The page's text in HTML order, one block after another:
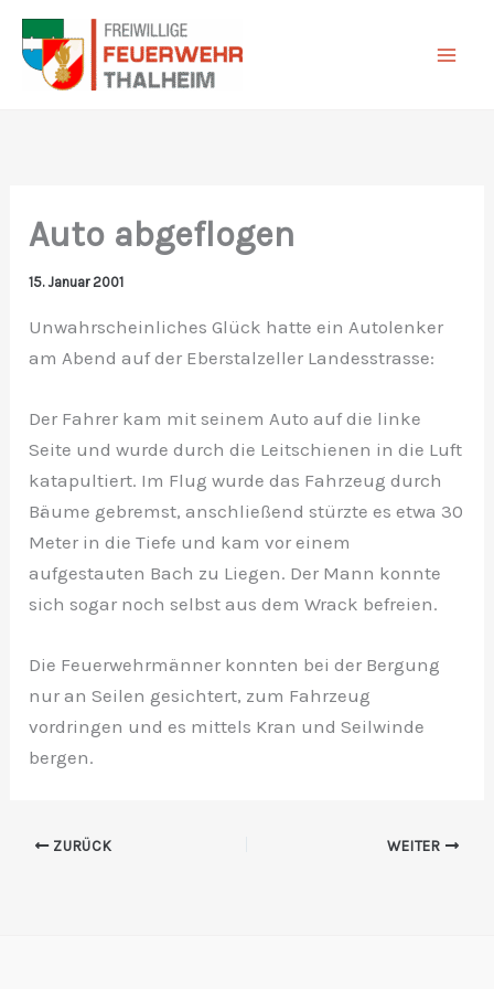
Zum
Inhalt
springen
Auto abgeflogen
15. Januar 2001
Unwahrscheinliches Glück hatte ein Autolenker
am Abend auf der Eberstalzeller Landesstrasse:
Der Fahrer kam mit seinem Auto auf die linke
Seite und wurde durch die Leitschienen in die Luft
katapultiert. Im Flug wurde das Fahrzeug durch
Bäume gebremst, anschließend stürzte es etwa 30
Meter in die Tiefe und kam vor einem
aufgestauten Bach zu Liegen. Der Mann konnte
sich sogar noch selbst aus dem Wrack befreien.
Die Feuerwehrmänner konnten bei der Bergung
nur an Seilen gesichtert, zum Fahrzeug
vordringen und es mittels Kran und Seilwinde
bergen.
ZURÜCK WEITER